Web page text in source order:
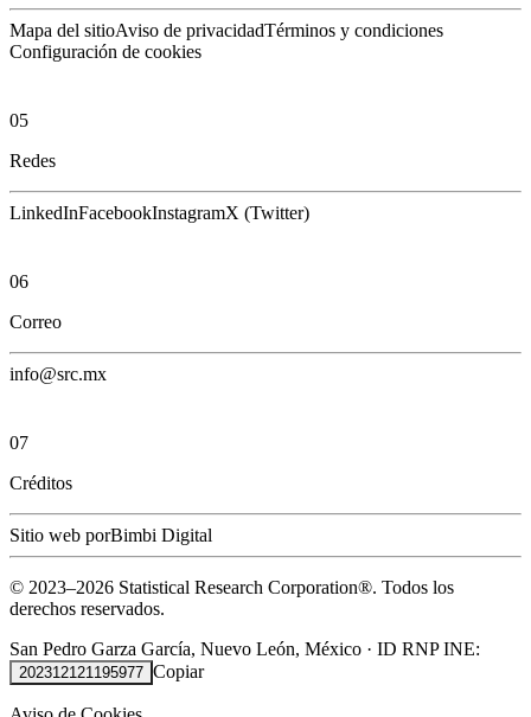
Mapa del sitioAviso de privacidadTérminos y condiciones
Configuración de cookies
05
Redes
LinkedInFacebookInstagramX (Twitter)
06
Correo
info@src.mx
07
Créditos
Sitio web porBimbi Digital
© 2023–2026 Statistical Research Corporation®. Todos los
derechos reservados.
San Pedro Garza García, Nuevo León, México · ID RNP INE:
202312121195977 Copiar